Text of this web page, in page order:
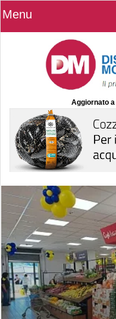
Menu
Aggiornato a